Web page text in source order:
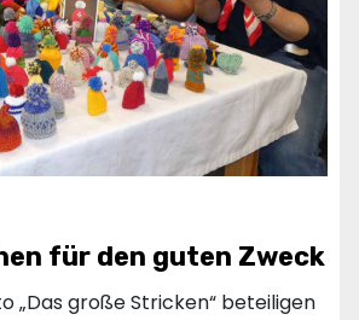
für den guten Zweck
„Das große Stricken“ beteiligen